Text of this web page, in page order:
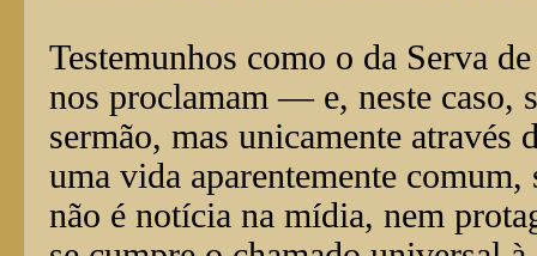
Testemunhos como o da Serva
nos proclamam — e, neste caso,
sermão, mas unicamente
uma vida aparentemente
não é notícia na mídia, nem